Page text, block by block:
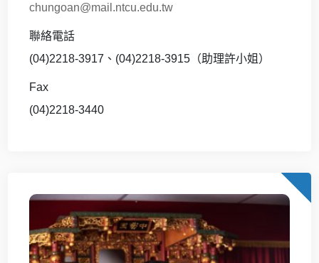
chungoan@mail.ntcu.edu.tw
聯絡電話
(04)2218-3917、(04)2218-3915（助理許小姐）
Fax
(04)2218-3440